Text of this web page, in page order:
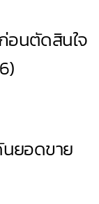
อนตัดสินใจ
นยอดขาย